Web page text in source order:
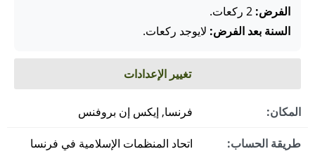
الفرض:
السنة بعد الفرض: لايوجد ركعات.
تغيير الإعدادات
المكان: فرنسا, إيكس إن بروفنس
طريقة الحساب: اتحاد المنظمات الإسلامية في فرنسا